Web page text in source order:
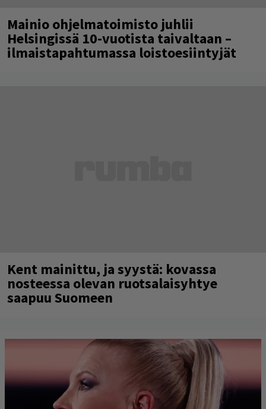
Mainio ohjelmatoimisto juhlii
Helsingissä 10-vuotista taivaltaan –
ilmaistapahtumassa loistoesiintyjät
Kent mainittu, ja syystä: kovassa
nosteessa olevan ruotsalaisyhtye
saapuu Suomeen